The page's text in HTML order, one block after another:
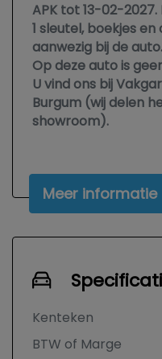
APK tot 13-02-
1 sleutel, boekjes
aanwezig bij de auto.
Op deze auto is
U vind ons bij
Burgum (wij delen
showroom).
Meer informatie
Kenteken
BTW of Marge